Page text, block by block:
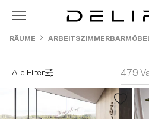
Zum Hauptinhalt springen
RÄUME ARBEITSZIMMER
Alle Filter 479